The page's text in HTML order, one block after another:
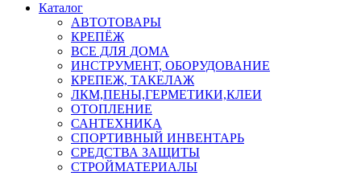
Каталог
АВТОТОВАРЫ
КРЕПЁЖ
ВСЕ ДЛЯ ДОМА
ИНСТРУМЕНТ, ОБОРУДОВАНИЕ
КРЕПЕЖ, ТАКЕЛАЖ
ЛКМ,ПЕНЫ,ГЕРМЕТИКИ,КЛЕИ
ОТОПЛЕНИЕ
САНТЕХНИКА
СПОРТИВНЫЙ ИНВЕНТАРЬ
СРЕДСТВА ЗАЩИТЫ
СТРОЙМАТЕРИАЛЫ